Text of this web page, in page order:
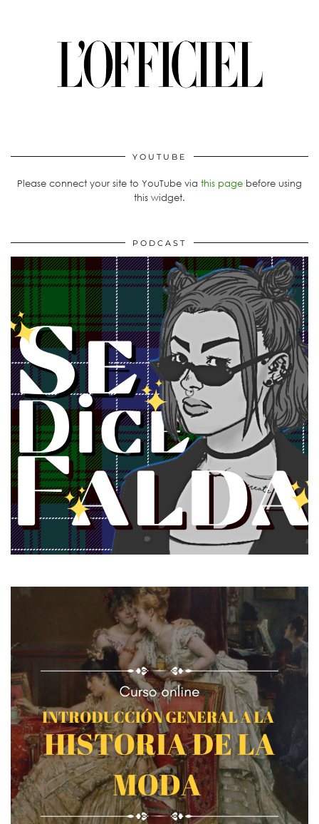
YOUTUBE
Please connect your site to YouTube via this page before using
this widget.
PODCAST